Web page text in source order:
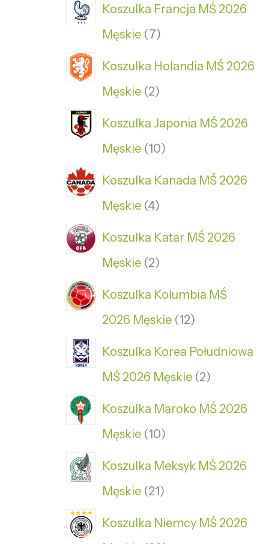
Koszulka Francja MŚ 2026
Męskie 7
Koszulka Holandia MŚ 2026
Męskie 2
Koszulka Japonia MŚ 2026
Męskie 10
Koszulka Kanada MŚ 2026
Męskie 4
Koszulka Katar MŚ 2026
Męskie 2
Koszulka Kolumbia MŚ
2026 Męskie 12
Koszulka Korea Południowa
MŚ 2026 Męskie 2
Koszulka Maroko MŚ 2026
Męskie 10
Koszulka Meksyk MŚ 2026
Męskie 21
Koszulka Niemcy MŚ 2026